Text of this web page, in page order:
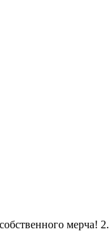
мерча! 2.